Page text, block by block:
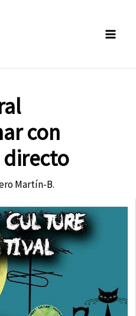
con
directo
Martín-B.